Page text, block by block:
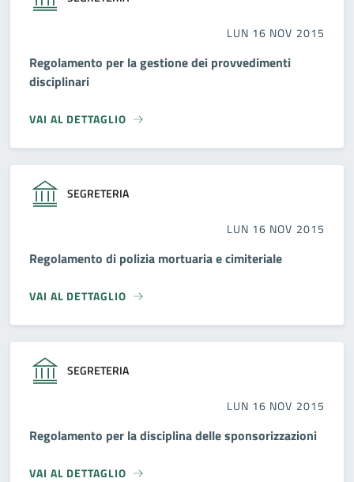
LUN 16 NOV 2015
Regolamento per la gestione dei provvedimenti
disciplinari
VAI AL DETTAGLIO
SEGRETERIA
LUN 16 NOV 2015
Regolamento di polizia mortuaria e cimiteriale
VAI AL DETTAGLIO
SEGRETERIA
LUN 16 NOV 2015
Regolamento per la disciplina delle sponsorizzazioni
VAI AL DETTAGLIO